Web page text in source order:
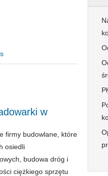
w
firmy budowlane, które
osiedli
budowa dróg i
ciężkiego sprzętu